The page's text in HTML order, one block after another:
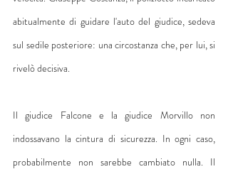
abitualmente di guidare l'auto del giudice, sedeva
sul sedile posteriore: una circostanza che, per lui, si
rivelò decisiva.
Il giudice Falcone e la giudice Morvillo non
indossavano la cintura di sicurezza. In ogni caso,
probabilmente non sarebbe cambiato nulla. Il